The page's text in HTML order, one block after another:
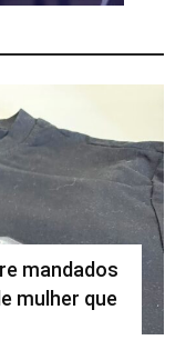
mandados
mulher que